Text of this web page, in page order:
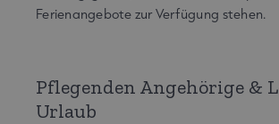
Ferienangebote zur Verfügung stehen.
Pflegenden Angehörige &
Urlaub